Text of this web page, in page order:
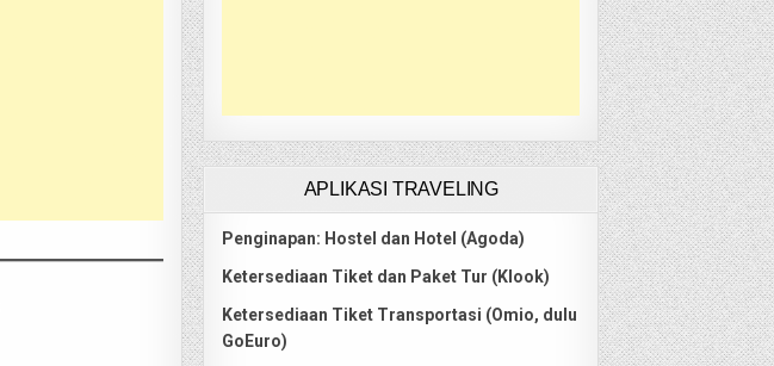
APLIKASI TRAVELING
Penginapan: Hostel dan Hotel (Agoda)
Ketersediaan Tiket dan Paket Tur (Klook)
Ketersediaan Tiket Transportasi (Omio, dulu
GoEuro)